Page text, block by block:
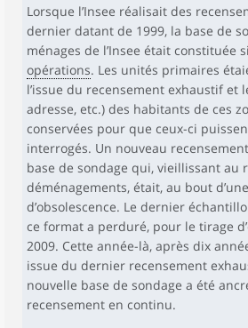
Lorsque l’Insee réalisait des
dernier datant de 1999, la base de
ménages de l’Insee était constituée
opérations. Les unités primaires
l’issue du recensement exhaustif et
adresse, etc.) des habitants de ces
conservées pour que ceux-ci
interrogés. Un nouveau
base de sondage qui, vieillissant au
déménagements, était, au bout
d’obsolescence. Le dernier
ce format a perduré, pour le tirage
2009. Cette année-là, après dix
issue du dernier recensement
nouvelle base de sondage a été
recensement en continu.